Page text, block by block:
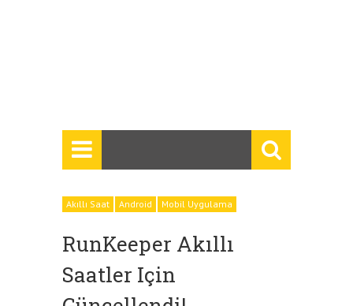
Akıllı Saat Android Mobil Uygulama
RunKeeper Akıllı
Saatler Için